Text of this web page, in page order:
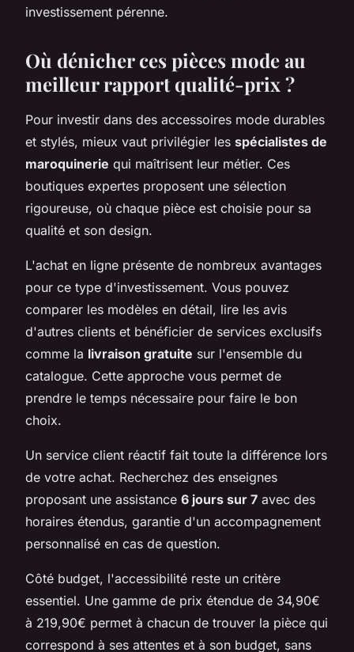
investissement pérenne.
Où dénicher ces pièces mode au
meilleur rapport qualité-prix ?
Pour investir dans des accessoires mode durables
et stylés, mieux vaut privilégier les spécialistes de
maroquinerie qui maîtrisent leur métier. Ces
boutiques expertes proposent une sélection
rigoureuse, où chaque pièce est choisie pour sa
qualité et son design.
L'achat en ligne présente de nombreux avantages
pour ce type d'investissement. Vous pouvez
comparer les modèles en détail, lire les avis
d'autres clients et bénéficier de services exclusifs
comme la livraison gratuite sur l'ensemble du
catalogue. Cette approche vous permet de
prendre le temps nécessaire pour faire le bon
choix.
Un service client réactif fait toute la différence lors
de votre achat. Recherchez des enseignes
proposant une assistance 6 jours sur 7 avec des
horaires étendus, garantie d'un accompagnement
personnalisé en cas de question.
Côté budget, l'accessibilité reste un critère
essentiel. Une gamme de prix étendue de 34,90€
à 219,90€ permet à chacun de trouver la pièce qui
correspond à ses attentes et à son budget, sans